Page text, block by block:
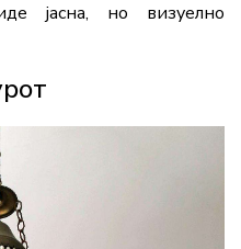
јасна, но визуелно